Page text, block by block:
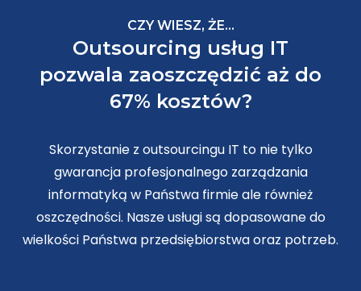
CZY WIESZ, ŻE...
Outsourcing usług IT
pozwala zaoszczędzić aż do
67% kosztów?
Skorzystanie z outsourcingu IT to nie tylko
gwarancja profesjonalnego zarządzania
informatyką w Państwa firmie ale również
oszczędności. Nasze usługi są dopasowane do
wielkości Państwa przedsiębiorstwa oraz potrzeb.